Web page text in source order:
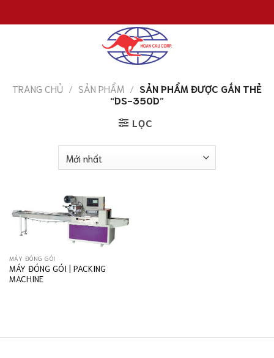
đến
TRANG CHỦ / SẢN PHẨM / SẢN PHẨM ĐƯỢC GẮN THẺ
“DS-350D”
LỌC
MÁY ĐÓNG GÓI
MÁY ĐÓNG GÓI | PACKING
MACHINE